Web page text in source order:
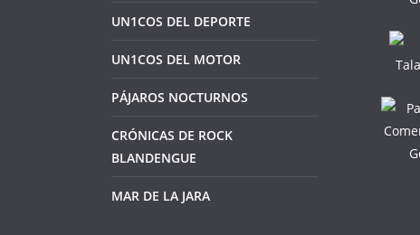
UN1COS DEL DEPORTE
UN1COS DEL MOTOR
PÁJAROS NOCTURNOS
CRÓNICAS DE ROCK
BLANDENGUE
MAR DE LA JARA